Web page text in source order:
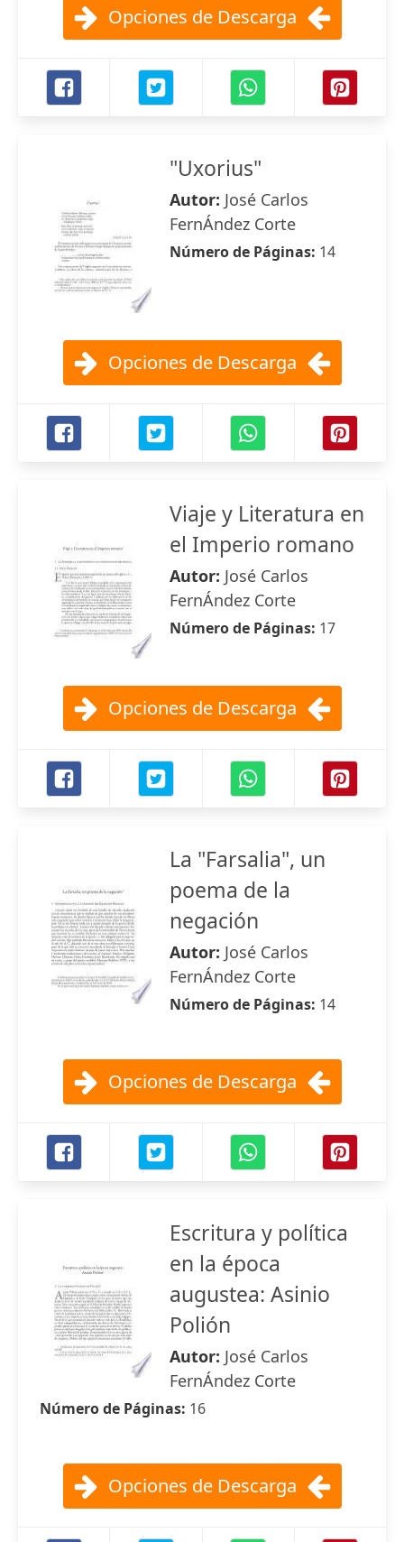
Opciones de Descarga
"Uxorius"
Autor: José Carlos
FernÁndez Corte
Número de Páginas: 14
Opciones de Descarga
Viaje y Literatura en
el Imperio romano
Autor: José Carlos
FernÁndez Corte
Número de Páginas: 17
Opciones de Descarga
La "Farsalia", un
poema de la
negación
Autor: José Carlos
FernÁndez Corte
Número de Páginas: 14
Opciones de Descarga
Escritura y política
en la época
augustea: Asinio
Polión
Autor: José Carlos
FernÁndez Corte
Número de Páginas: 16
Opciones de Descarga